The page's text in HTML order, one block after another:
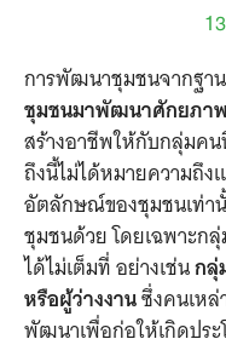
การพัฒนาชุมชนจากฐา
ชุมชนมาพัฒนาศักยภาพ
สร้างอาชีพให้กับกลุ่มค
ถึงนี้ไม่ได้หมายความถึ
อัตลักษณ์ของชุมชนเท่า
ชุมชนด้วย โดยเฉพาะก
ได้ไม่เต็มที่ อย่างเช่นกลุ่
หรือผู้ว่างงานซึ่งคนเห
พัฒนาเพื่อก่อให้เกิดปร